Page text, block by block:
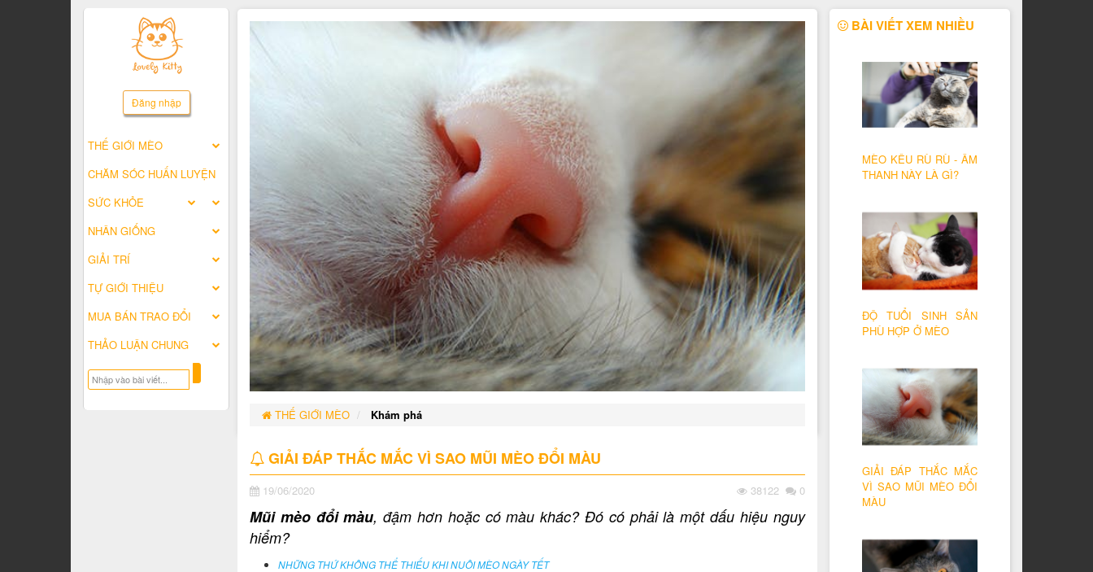
Đăng nhập
THẾ GIỚI MÈO
CHĂM SÓC HUẤN LUYỆN
SỨC KHỎE
NHÂN GIỐNG
GIẢI TRÍ
TỰ GIỚI THIỆU
MUA BÁN TRAO ĐỔI
THẢO LUẬN CHUNG
THẾ GIỚI MÈO Khám phá
GIẢI ĐÁP THẮC MẮC VÌ SAO MŨI MÈO ĐỔI MÀU
19/06/2020 38122 0
Mũi mèo đổi màu, đậm hơn hoặc có màu khác? Đó có phải là một dấu hiệu nguy
hiểm?
NHỮNG THỨ KHÔNG THỂ THIẾU KHI NUÔI MÈO NGÀY TẾT
BÀI VIẾT XEM NHIỀU
MÈO KÊU RÙ RÙ - ÂM
THANH NÀY LÀ GÌ?
ĐỘ TUỔI SINH SẢN
PHÙ HỢP Ở MÈO
GIẢI ĐÁP THẮC MẮC
VÌ SAO MŨI MÈO ĐỔI
MÀU